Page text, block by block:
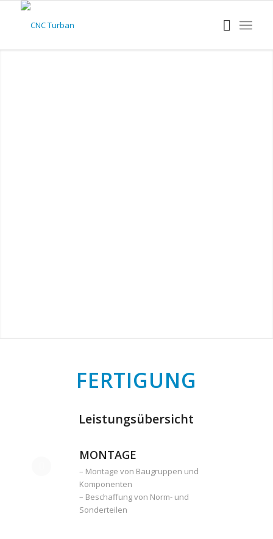
FERTIGUNG
Leistungsübersicht
MONTAGE
– Montage von Baugruppen und
Komponenten
– Beschaffung von Norm- und
Sonderteilen